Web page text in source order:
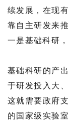
续发展，在现
靠自主研发来
一是基础科研
基础科研的产
于研发投入大
这就需要政府
的国家级实验